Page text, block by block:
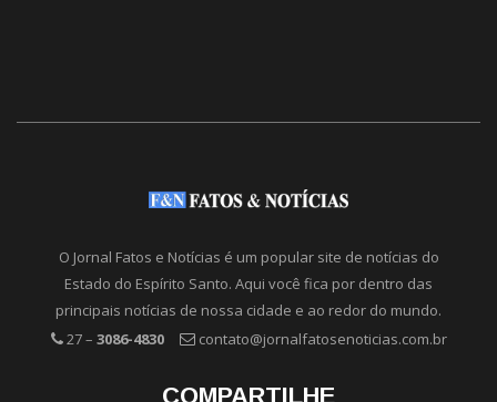
O Jornal Fatos e Notícias é um popular site de notícias do
Estado do Espírito Santo. Aqui você fica por dentro das
principais notícias de nossa cidade e ao redor do mundo.
27 – 3086-4830 contato@jornalfatosenoticias.com.br
COMPARTILHE